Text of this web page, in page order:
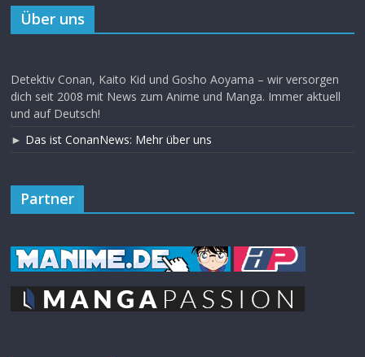
Über uns
Detektiv Conan, Kaito Kid und Gosho Aoyama – wir versorgen
dich seit 2008 mit News zum Anime und Manga. Immer aktuell
und auf Deutsch!
► Das ist ConanNews: Mehr über uns
Partner